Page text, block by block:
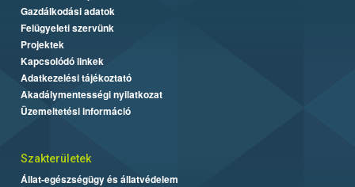
Gazdálkodási adatok
Felügyeleti szervünk
Projektek
Kapcsolódó linkek
Adatkezelési tájékoztató
Akadálymentességi nyilatkozat
Üzemeltetési információ
Szakterületek
Állat-egészségügy és állatvédelem